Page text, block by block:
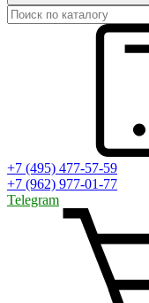
+7 (495) 477-57-59
+7 (962) 977-01-77
Telegram